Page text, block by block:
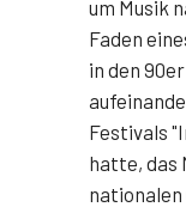
um Musik
Faden
in den
Festivals
hatte, das